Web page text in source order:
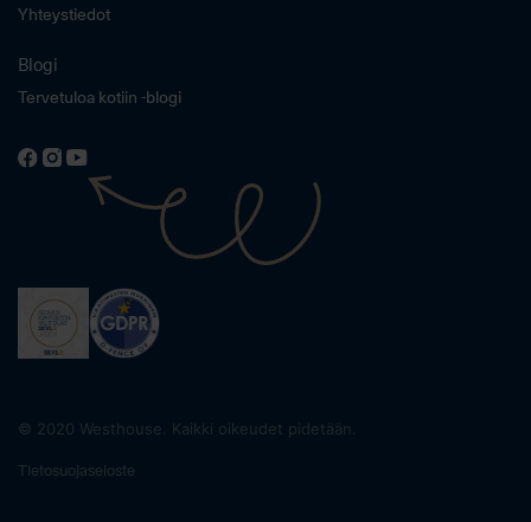
Yhteystiedot
Blogi
Tervetuloa kotiin -blogi
© 2020 Westhouse. Kaikki oikeudet pidetään.
Tietosuojaseloste